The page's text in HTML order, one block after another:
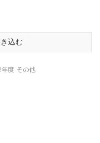
込む
度 その他